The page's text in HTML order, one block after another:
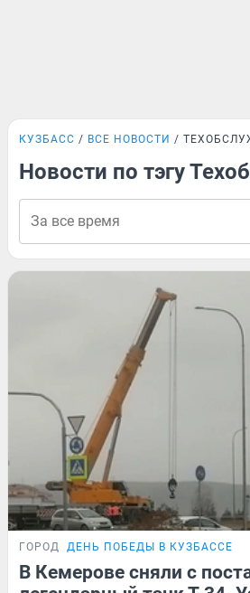
КУЗБАСС ВСЕ НОВОСТИ
Новости по тэгу
ГОРОД ДЕНЬ ПОБЕДЫ В КУЗБАССЕ
В Кемерове сняли с